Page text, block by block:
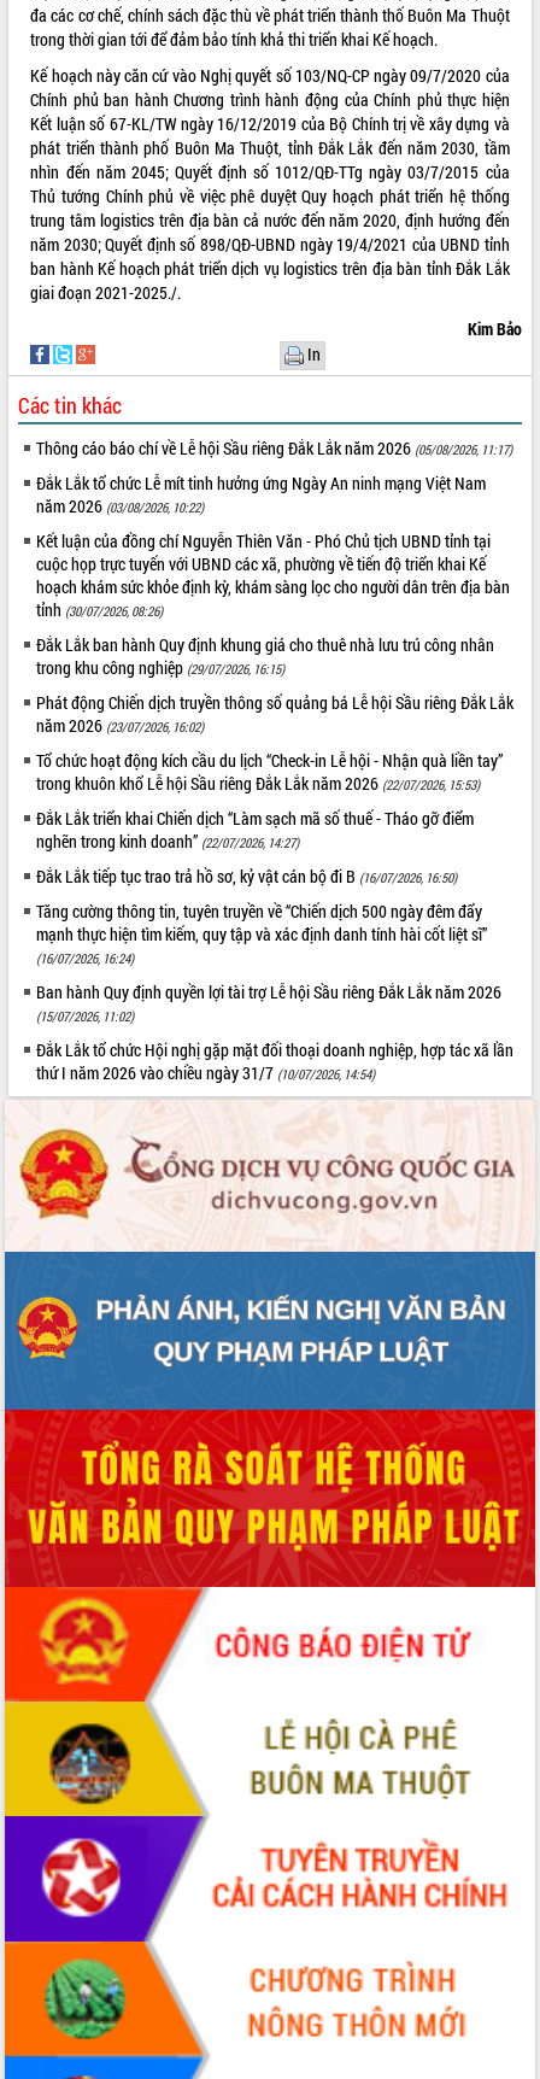
đa các cơ chế, chính sách đặc thù về phát triển thành thố Buôn Ma Thuột
trong thời gian tới để đảm bảo tính khả thi triển khai Kế hoạch.
Kế hoạch này căn cứ vào Nghị quyết số 103/NQ-CP ngày 09/7/2020 của
Chính phủ ban hành Chương trình hành động của Chính phủ thực hiện
Kết luận số 67-KL/TW ngày 16/12/2019 của Bộ Chính trị về xây dựng và
phát triển thành phố Buôn Ma Thuột, tỉnh Đắk Lắk đến năm 2030, tầm
nhìn đến năm 2045; Quyết định số 1012/QĐ-TTg ngày 03/7/2015 của
Thủ tướng Chính phủ về việc phê duyệt Quy hoạch phát triển hệ thống
trung tâm logistics trên địa bàn cả nước đến năm 2020, định hướng đến
năm 2030; Quyết định số 898/QĐ-UBND ngày 19/4/2021 của UBND tỉnh
ban hành Kế hoạch phát triển dịch vụ logistics trên địa bàn tỉnh Đắk Lắk
giai đoạn 2021-2025./.
Kim Bảo
In
Các tin khác
Thông cáo báo chí về Lễ hội Sầu riêng Đắk Lắk năm 2026 (05/08/2026, 11:17)
Đắk Lắk tổ chức Lễ mít tinh hưởng ứng Ngày An ninh mạng Việt Nam
năm 2026 (03/08/2026, 10:22)
Kết luận của đồng chí Nguyễn Thiên Văn - Phó Chủ tịch UBND tỉnh tại
cuộc họp trực tuyến với UBND các xã, phường về tiến độ triển khai Kế
hoạch khám sức khỏe định kỳ, khám sàng lọc cho người dân trên địa bàn
tỉnh (30/07/2026, 08:26)
Đắk Lắk ban hành Quy định khung giá cho thuê nhà lưu trú công nhân
trong khu công nghiệp (29/07/2026, 16:15)
Phát động Chiến dịch truyền thông số quảng bá Lễ hội Sầu riêng Đắk Lắk
năm 2026 (23/07/2026, 16:02)
Tổ chức hoạt động kích cầu du lịch “Check-in Lễ hội - Nhận quà liền tay”
trong khuôn khổ Lễ hội Sầu riêng Đắk Lắk năm 2026 (22/07/2026, 15:53)
Đắk Lắk triển khai Chiến dịch “Làm sạch mã số thuế - Tháo gỡ điểm
nghẽn trong kinh doanh” (22/07/2026, 14:27)
Đắk Lắk tiếp tục trao trả hồ sơ, kỷ vật cán bộ đi B (16/07/2026, 16:50)
Tăng cường thông tin, tuyên truyền về “Chiến dịch 500 ngày đêm đẩy
mạnh thực hiện tìm kiếm, quy tập và xác định danh tính hài cốt liệt sĩ”
(16/07/2026, 16:24)
Ban hành Quy định quyền lợi tài trợ Lễ hội Sầu riêng Đắk Lắk năm 2026
(15/07/2026, 11:02)
Đắk Lắk tổ chức Hội nghị gặp mặt đối thoại doanh nghiệp, hợp tác xã lần
thứ I năm 2026 vào chiều ngày 31/7 (10/07/2026, 14:54)